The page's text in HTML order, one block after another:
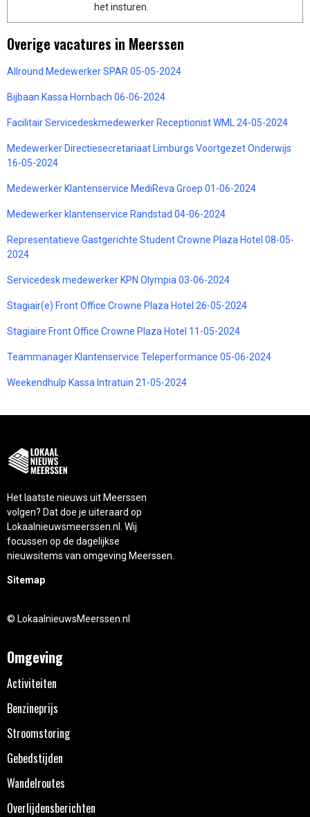
het insturen.
Overige vacatures in Meerssen
Allround Medewerker SPAR 05-05-2024
Bijbaan Kassa Hornbach 06-06-2024
Facilitair Servicedeskmedewerker Receptionist WML 24-05-2024
Medewerker Directiesecretariaat Limburgs Voortgezet Onderwijs
16-05-2024
Medewerker Klantenservice MediReva Groep 01-06-2024
Medewerker klantenservice Randstad 04-06-2024
Representatieve Gastgerichte Student Crowne Plaza Hotel 08-05-
2024
Servicedesk medewerker KPN Olympia 03-06-2024
Stagiair(e) Front Office Crowne Plaza Hotel 26-05-2024
Stagiaire Front Office Crowne Plaza Hotel 11-05-2024
Teammanager Klantenservice Teleperformance 05-06-2024
Weekendhulp Kassa Intratuin 21-05-2024
Het laatste nieuws uit Meerssen
volgen? Dat doe je uiteraard op
Lokaalnieuwsmeerssen.nl. Wij
focussen op de dagelijkse
nieuwsitems van omgeving Meerssen.
Sitemap
© LokaalnieuwsMeerssen.nl
Omgeving
Activiteiten
Benzineprijs
Stroomstoring
Gebedstijden
Wandelroutes
Overlijdensberichten